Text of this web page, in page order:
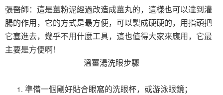
張醫師：這是薑粉泥經過改造成薑丸的，這樣也可以達到灌
腸的作用，它的方式是最方便，可以製成硬硬的，用指頭把
它塞進去，幾乎不用什麼工具，這也值得大家來應用，它最
主要是方便啊！
溫薑湯洗眼步驟
準備一個剛好貼合眼窩的洗眼杯，或游泳眼鏡；